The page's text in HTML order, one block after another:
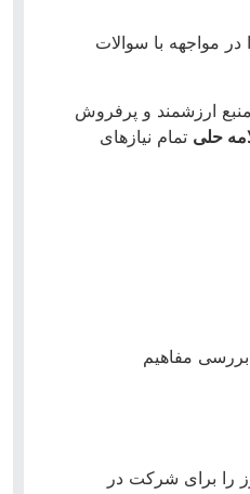
مواجهه با سوالات
ارزشمند و پرفروش
حلی تمام نیازهای
بررسی مفاهیم
را برای شرکت در